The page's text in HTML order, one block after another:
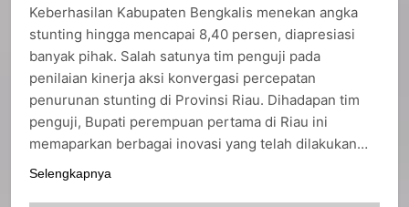
Keberhasilan Kabupaten Bengkalis menekan angka
stunting hingga mencapai 8,40 persen, diapresiasi
banyak pihak. Salah satunya tim penguji pada
penilaian kinerja aksi konvergasi percepatan
penurunan stunting di Provinsi Riau. Dihadapan tim
penguji, Bupati perempuan pertama di Riau ini
memaparkan berbagai inovasi yang telah dilakukan…
Selengkapnya